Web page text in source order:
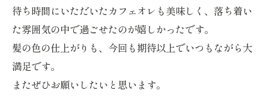
待ち時間にいただいたカフェオレも美味しく、落ち着い
た雰囲気の中で過ごせたのが嬉しかったです。
髪の色の仕上がりも、今回も期待以上でいつもながら大
満足です。
またぜひお願いしたいと思います。